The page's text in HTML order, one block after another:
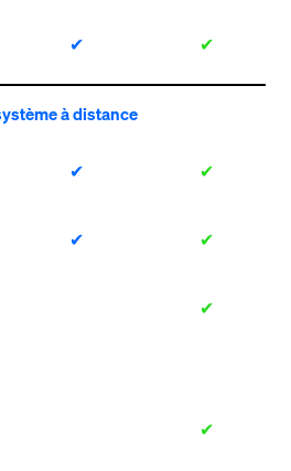
✔ ✔
à distance
✔ ✔
✔ ✔
✔
✔